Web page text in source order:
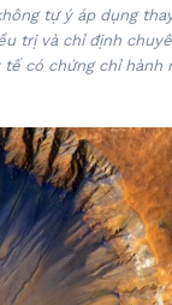
tự ý áp dụng
trị và chỉ định
tế có chứng chỉ hành